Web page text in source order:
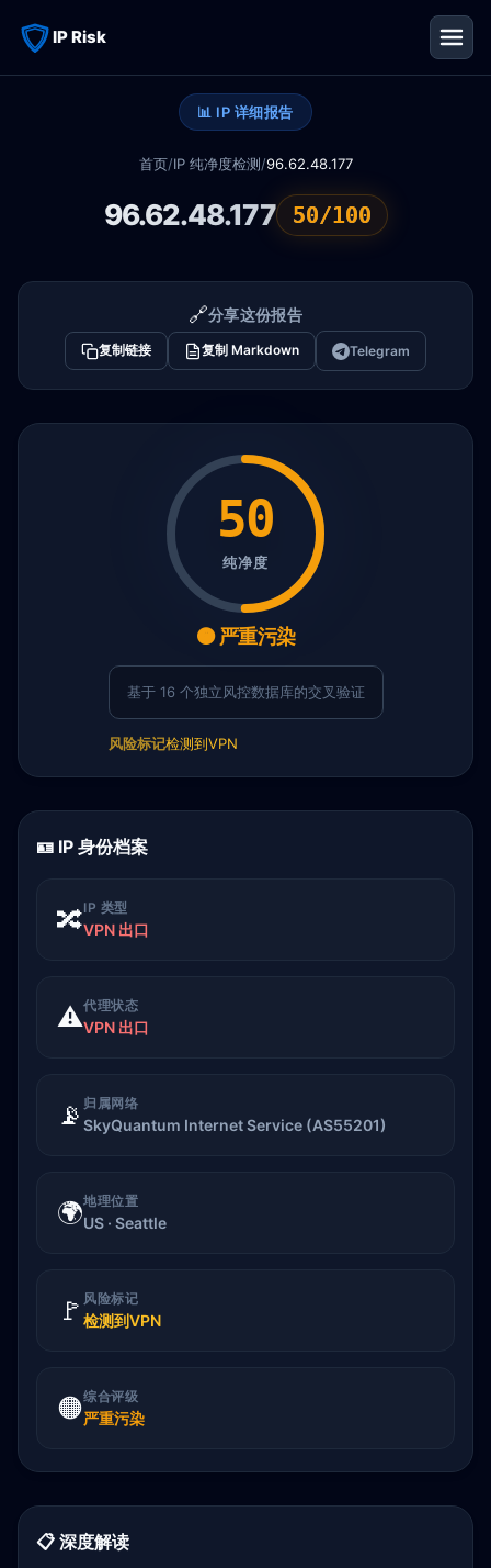
IP Risk
📊 IP 详细报告
首页/IP 纯净度检测/96.62.48.177
96.62.48.177 50/100
🔗分享这份报告
复制链接 复制 Markdown Telegram
50
纯净度
🟠 严重污染
基于 16 个独立风控数据库的交叉验证
风险标记检测到VPN
🪪 IP 身份档案
🔀IP 类型
VPN 出口
⚠️代理状态
VPN 出口
📡 归属网络
SkyQuantum Internet Service (AS55201)
🌍地理位置
US · Seattle
🚩 风险标记
检测到VPN
🟠综合评级
严重污染
📋 深度解读